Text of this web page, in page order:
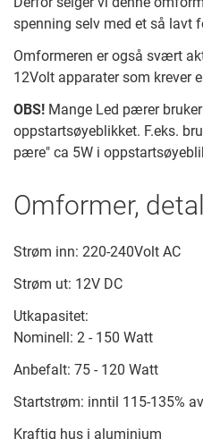
spenning selv med et så lavt
Omformeren er også svært
12Volt apparater som krever
OBS! Mange Led pærer
oppstartsøyeblikket. F.eks.
pære" ca 5W i
Omformer,
Strøm inn: 220-240Volt AC
Strøm ut: 12V DC
Utkapasitet:
Nominell: 2 - 150 Watt
Anbefalt: 75 - 120 Watt
Startstrøm: inntil 115-135%
Kraftig hus i aluminium